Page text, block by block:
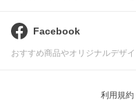
Facebook
おすすめ商品やオリジナルデザ
利用規約